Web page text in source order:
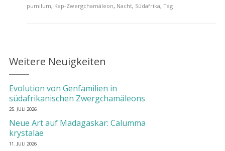
pumilum, Kap-Zwergchamäleon, Nacht, Südafrika, Tag
Weitere Neuigkeiten
Evolution von Genfamilien in
südafrikanischen Zwergchamäleons
25. JULI 2026
Neue Art auf Madagaskar: Calumma
krystalae
11. JULI 2026